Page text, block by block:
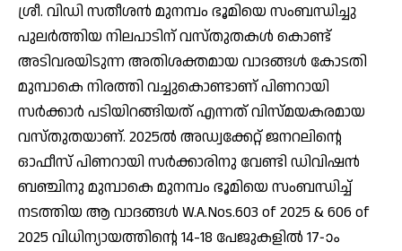
ശ്രീ. വിഡി സതീശൻ മുനമ്പം ഭൂമിയെ സംബന്ധിച്ചു
പുലർത്തിയ നിലപാടിന് വസ്തുതകൾ കൊണ്ട്
അടിവരയിടുന്ന അതിശക്തമായ വാദങ്ങൾ കോടതി
മുമ്പാകെ നിരത്തി വച്ചുകൊണ്ടാണ് പിണറായി
സർക്കാർ പടിയിറങ്ങിയത് എന്നത് വിസ്മയകരമായ
വസ്തുതയാണ്. 2025ൽ അഡ്വക്കേറ്റ് ജനറലിൻ്റെ
ഓഫീസ് പിണറായി സർക്കാരിനു വേണ്ടി ഡിവിഷൻ
ബഞ്ചിനു മുമ്പാകെ മുനമ്പം ഭൂമിയെ സംബന്ധിച്ച്
നടത്തിയ ആ വാദങ്ങൾ W.A.Nos.603 of 2025 & 606 of
2025 വിധിന്യായത്തിൻ്റെ 14-18 പേജുകളിൽ 17-ാം